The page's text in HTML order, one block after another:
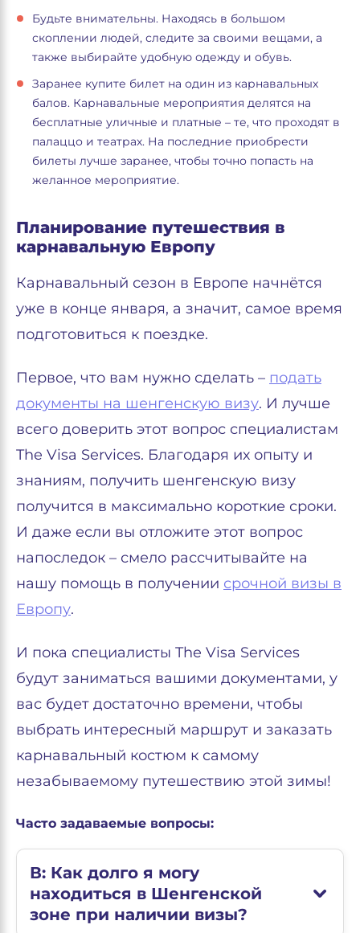
Будьте внимательны. Находясь в большом
скоплении людей, следите за своими вещами, а
также выбирайте удобную одежду и обувь.
Заранее купите билет на один из карнавальных
балов. Карнавальные мероприятия делятся на
бесплатные уличные и платные – те, что проходят в
палаццо и театрах. На последние приобрести
билеты лучше заранее, чтобы точно попасть на
желанное мероприятие.
Планирование путешествия в
карнавальную Европу
Карнавальный сезон в Европе начнётся
уже в конце января, а значит, самое время
подготовиться к поездке.
Первое, что вам нужно сделать – подать
документы на шенгенскую визу. И лучше
всего доверить этот вопрос специалистам
The Visa Services. Благодаря их опыту и
знаниям, получить шенгенскую визу
получится в максимально короткие сроки.
И даже если вы отложите этот вопрос
напоследок – смело рассчитывайте на
нашу помощь в получении срочной визы в
Европу.
И пока специалисты The Visa Services
будут заниматься вашими документами, у
вас будет достаточно времени, чтобы
выбрать интересный маршрут и заказать
карнавальный костюм к самому
незабываемому путешествию этой зимы!
Часто задаваемые вопросы:
В: Как долго я могу
находиться в Шенгенской
зоне при наличии визы?